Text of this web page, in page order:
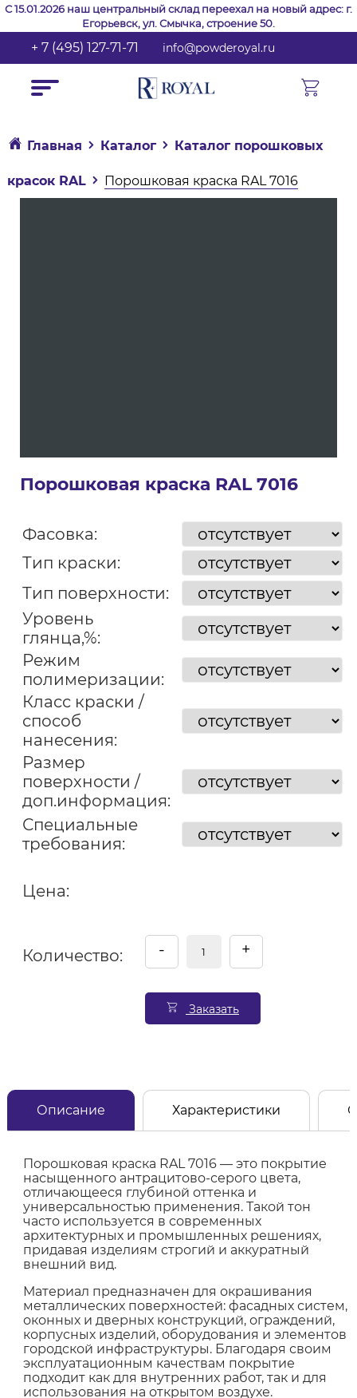
С 15.01.2026 наш центральный склад переехал на новый адрес: г.
Егорьевск, ул. Смычка, строение 50.
+ 7 (495) 127-71-71 info@powderoyal.ru
Главная Каталог Каталог порошковых
красок RAL Порошковая краска RAL 7016
Порошковая краска RAL 7016
Фасовка:
Тип краски:
Тип поверхности:
Уровень
глянца,%:
Режим
полимеризации:
Класс краски /
способ
нанесения:
Размер
поверхности /
доп.информация:
Специальные
требования:
Цена:
Количество: - +
Заказать
Описание Характеристики
Порошковая краска RAL 7016 — это покрытие
насыщенного антрацитово-серого цвета,
отличающееся глубиной оттенка и
универсальностью применения. Такой тон
часто используется в современных
архитектурных и промышленных решениях,
придавая изделиям строгий и аккуратный
внешний вид.
Материал предназначен для окрашивания
металлических поверхностей: фасадных систем,
оконных и дверных конструкций, ограждений,
корпусных изделий, оборудования и элементов
городской инфраструктуры. Благодаря своим
эксплуатационным качествам покрытие
подходит как для внутренних работ, так и для
использования на открытом воздухе.